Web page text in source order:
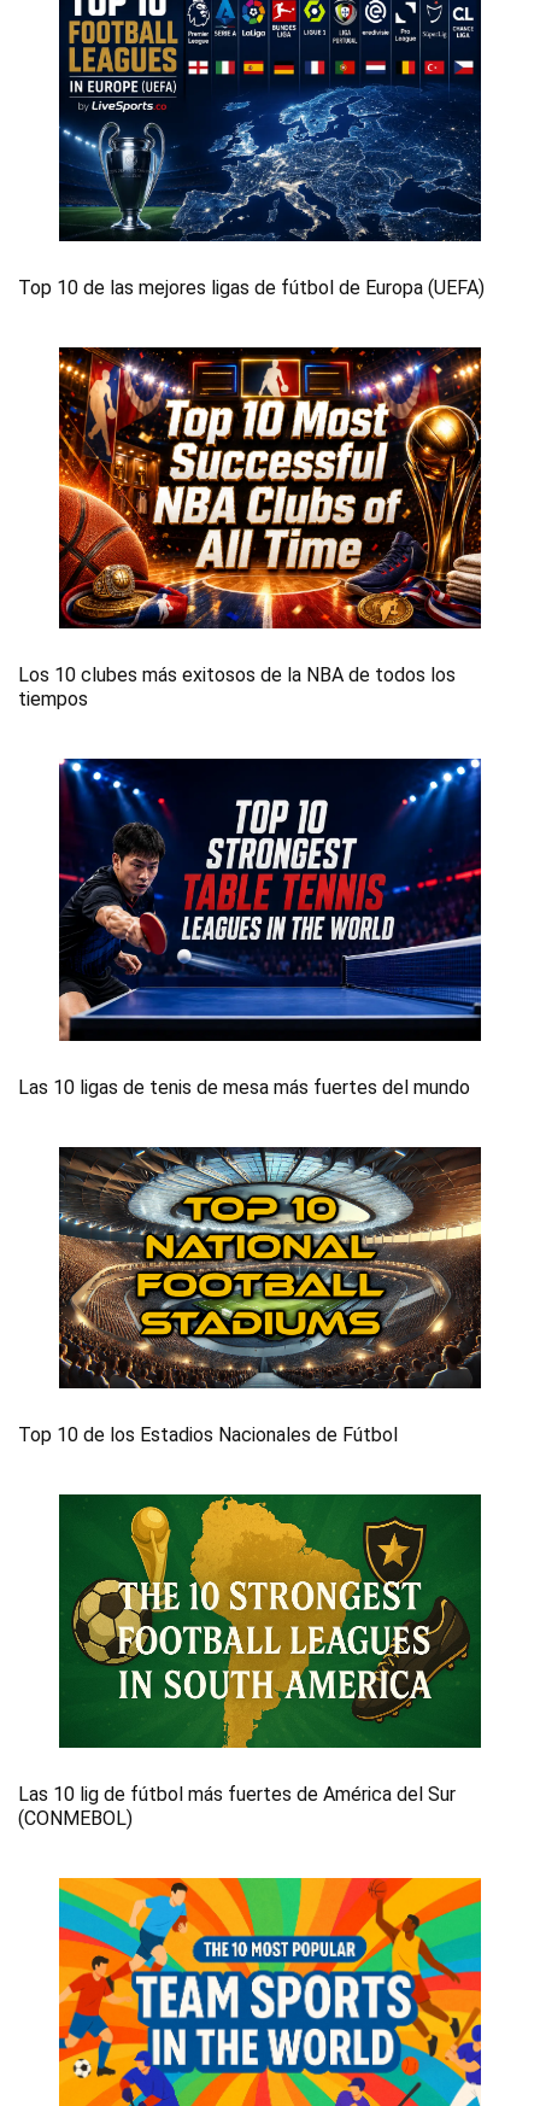
Top 10 de las mejores ligas de fútbol de Europa (UEFA)
Los 10 clubes más exitosos de la NBA de todos los
tiempos
Las 10 ligas de tenis de mesa más fuertes del mundo
Top 10 de los Estadios Nacionales de Fútbol
Las 10 lig de fútbol más fuertes de América del Sur
(CONMEBOL)